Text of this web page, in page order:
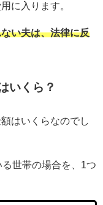
に入ります。
い夫は、法律に反
いくら？
はいくらなのでし
世帯の場合を、1つ